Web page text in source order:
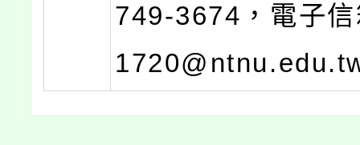
749-3674，電子